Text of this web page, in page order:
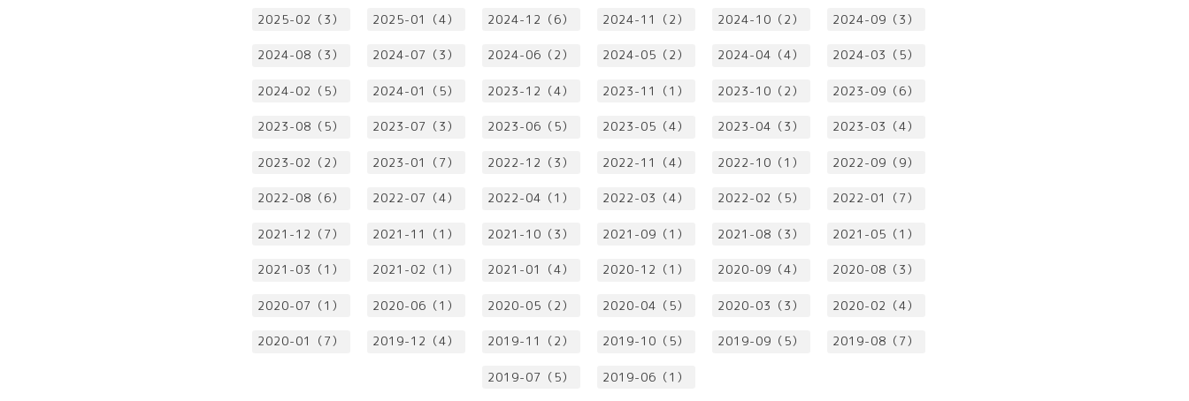
2025-02（3） 2025-01（4） 2024-12（6） 2024-11（2） 2024-10（2） 2024-09（3）
2024-08（3） 2024-07（3） 2024-06（2） 2024-05（2） 2024-04（4） 2024-03（5）
2024-02（5） 2024-01（5） 2023-12（4） 2023-11（1） 2023-10（2） 2023-09（6）
2023-08（5） 2023-07（3） 2023-06（5） 2023-05（4） 2023-04（3） 2023-03（4）
2023-02（2） 2023-01（7） 2022-12（3） 2022-11（4） 2022-10（1） 2022-09（9）
2022-08（6） 2022-07（4） 2022-04（1） 2022-03（4） 2022-02（5） 2022-01（7）
2021-12（7） 2021-11（1） 2021-10（3） 2021-09（1） 2021-08（3） 2021-05（1）
2021-03（1） 2021-02（1） 2021-01（4） 2020-12（1） 2020-09（4） 2020-08（3）
2020-07（1） 2020-06（1） 2020-05（2） 2020-04（5） 2020-03（3） 2020-02（4）
2020-01（7） 2019-12（4） 2019-11（2） 2019-10（5） 2019-09（5） 2019-08（7）
2019-07（5） 2019-06（1）